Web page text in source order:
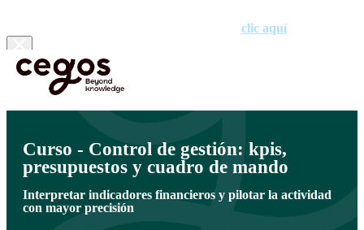
clic aquí
Skip to main content
Estás aquí: Inicio >Áreas de formación para el desarrollo de competencias
>Cursos de gestión financiera para no financieros
Curso - Control de gestión: kpis,
presupuestos y cuadro de mando
Interpretar indicadores financieros y pilotar la actividad
con mayor precisión